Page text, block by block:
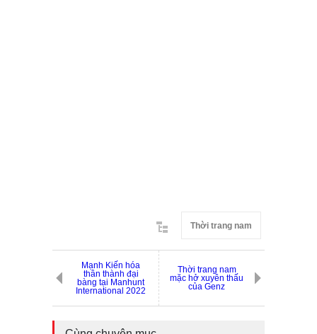
Thời trang nam
Mạnh Kiến hóa
thân thành đại
bàng tại Manhunt
International 2022
Thời trang nam
mặc hở xuyên thấu
của Genz